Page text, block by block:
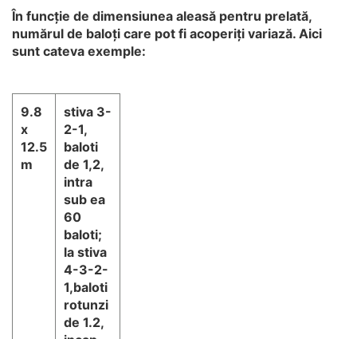
În funcție de dimensiunea aleasă pentru prelată,
numărul de baloți care pot fi acoperiți variază. Aici
sunt cateva exemple:
9.8
x
12.5
m
stiva 3-
2-1,
baloti
de 1,2,
intra
sub ea
60
baloti;
la stiva
4-3-2-
1,baloti
rotunzi
de 1.2,